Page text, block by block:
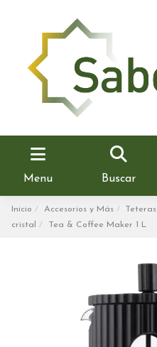
Menu Buscar
Inicio Accesorios y Más Teteras
cristal
Tea & Coffee Maker 1 L